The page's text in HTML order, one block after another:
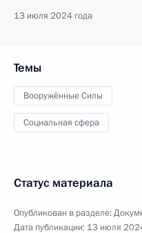
13 июля 2024 года
Темы
Вооружённые Силы
Социальная сфера
Статус материала
Опубликован в разделе:
Дата публикации: 13 июля